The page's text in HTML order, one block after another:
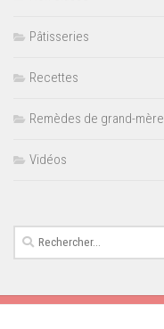
Pâtisseries
Recettes
Remèdes de grand-mère
Vidéos
Rechercher :